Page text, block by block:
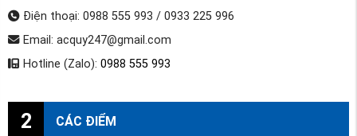
Điện thoại: 0988 555 993 / 0933 225 996
Email: acquy247@gmail.com
Hotline (Zalo): 0988 555 993
2 CÁC ĐIỂM